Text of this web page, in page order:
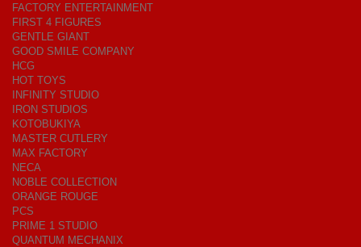
FACTORY ENTERTAINMENT
FIRST 4 FIGURES
GENTLE GIANT
GOOD SMILE COMPANY
HCG
HOT TOYS
INFINITY STUDIO
IRON STUDIOS
KOTOBUKIYA
MASTER CUTLERY
MAX FACTORY
NECA
NOBLE COLLECTION
ORANGE ROUGE
PCS
PRIME 1 STUDIO
QUANTUM MECHANIX